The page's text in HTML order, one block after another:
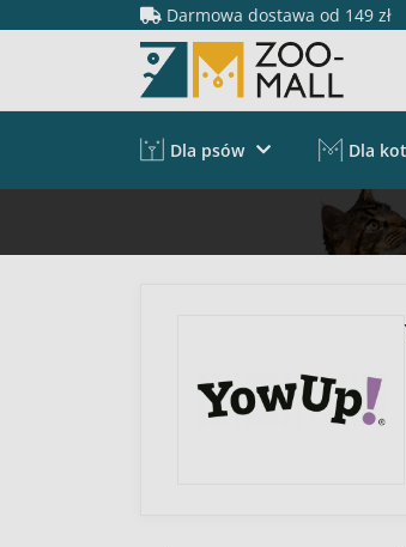
Darmowa dostawa od 149 zł
Dla psów Dla